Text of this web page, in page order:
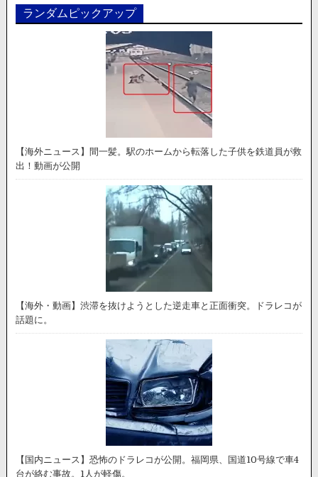
ランダムピックアップ
【海外ニュース】間一髪。駅のホームから転落した子供を鉄道員が救
出！動画が公開
【海外・動画】渋滞を抜けようとした逆走車と正面衝突。ドラレコが
話題に。
【国内ニュース】恐怖のドラレコが公開。福岡県、国道10号線で車4
台が絡む事故。1人が軽傷。